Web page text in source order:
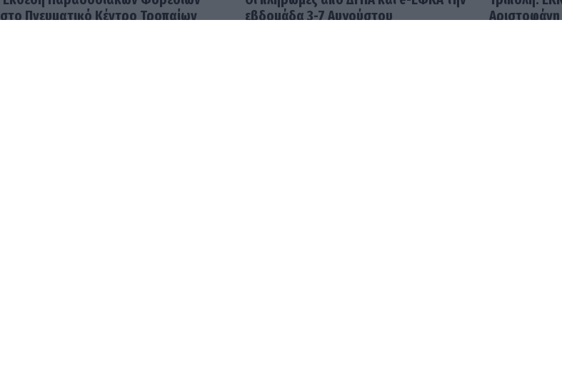
στο Πνευματικό Κέντρο Τροπαίων
εβδομάδα 3-7 Αυγούστου
Αριστοφάνη